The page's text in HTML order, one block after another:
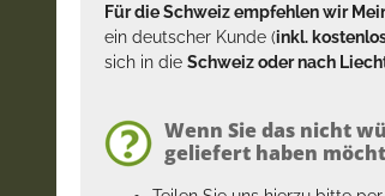
Für die Schweiz empfehlen wir
ein deutscher Kunde (inkl.
sich in die Schweiz oder nach
Wenn Sie das nicht
geliefert haben